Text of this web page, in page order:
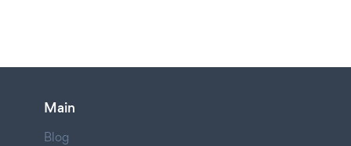
Main
Blog